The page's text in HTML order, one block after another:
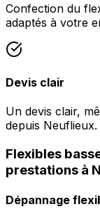
Confection du
adaptés à votre
Devis clair
Un devis clair,
depuis Neuflieux.
Flexibles
prestations à
Dépannage